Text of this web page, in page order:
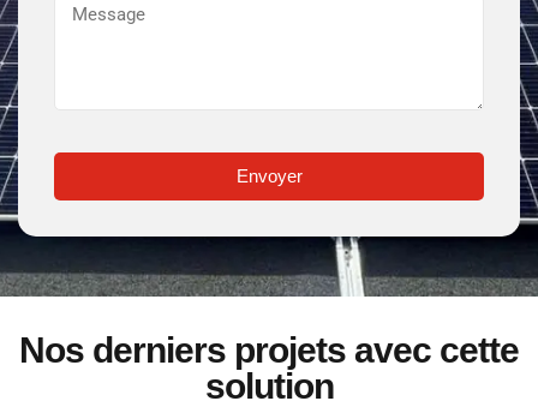
Envoyer
Nos derniers projets avec cette
solution